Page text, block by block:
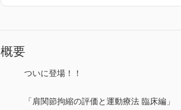
概要
ついに登場！！
「肩関節拘縮の評価と運動療法 臨床編」